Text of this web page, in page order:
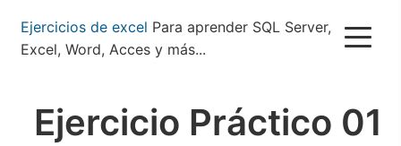
Pasar
contenido
Ejercicios de excel Para aprender SQL Server,
Excel, Word, Acces y más...
Ejercicio Práctico 01